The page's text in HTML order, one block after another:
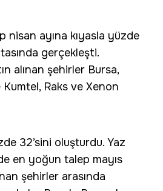
ayına kıyasla yüzde
gerçekleşti.
alınan şehirler Bursa,
Raks ve Xenon
32’sini oluşturdu. Yaz
en yoğun talep mayıs
şehirler arasında